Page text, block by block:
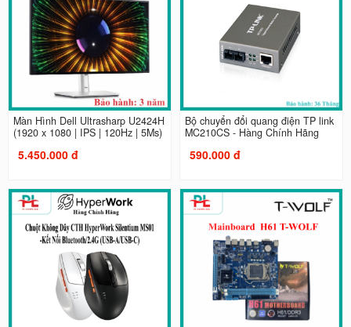
Màn Hình Dell Ultrasharp U2424H
(1920 x 1080 | IPS | 120Hz | 5Ms)
5.450.000 đ
Bộ chuyển đổi quang điện TP link
MC210CS - Hàng Chính Hãng
590.000 đ